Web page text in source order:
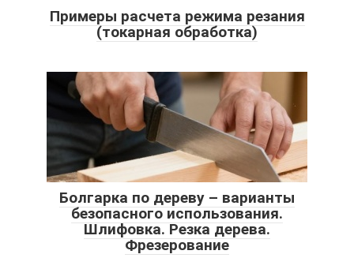
Примеры расчета режима резания
(токарная обработка)
Болгарка по дереву – варианты
безопасного использования.
Шлифовка. Резка дерева.
Фрезерование